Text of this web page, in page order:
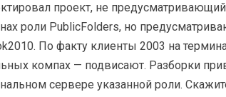
проект, не
роли PublicFolders, но
По факту клиенты 2003 на
компах — подвисают. Разборки
сервере указанной роли.